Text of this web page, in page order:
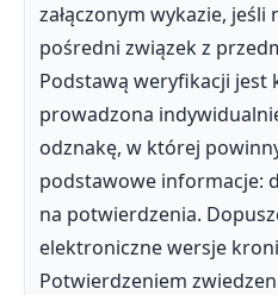
załączonym wykazie,
pośredni związek z
Podstawą weryfikacji jest
prowadzona
odznakę, w której
podstawowe informacje:
na potwierdzenia.
elektroniczne wersje
Potwierdzeniem